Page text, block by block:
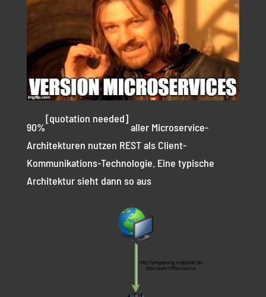
90%
[quotation needed]
aller Microservice-
Architekturen nutzen REST als Client-
Kommunikations-Technologie. Eine typische
Architektur sieht dann so aus